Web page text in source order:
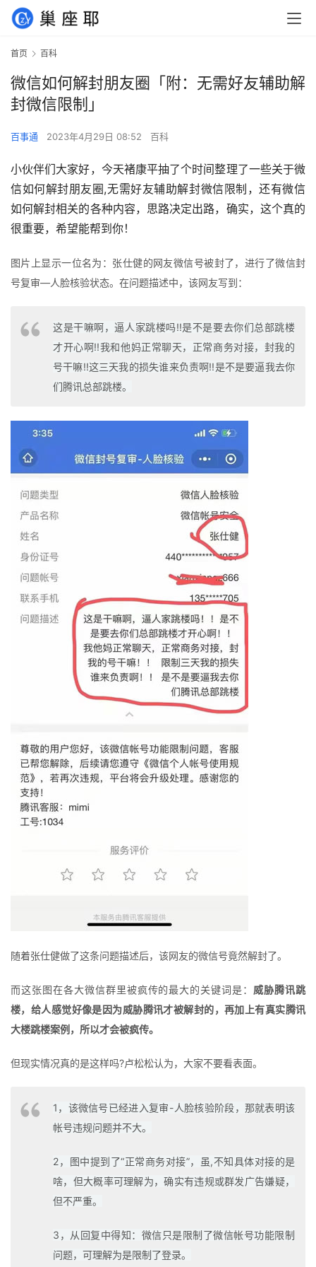
首页 百科
微信如何解封朋友圈「附：无需好友辅助解
封微信限制」
百事通 2023年4月29日 08:52 百科
小伙伴们大家好，今天褚康平抽了个时间整理了一些关于微
信如何解封朋友圈,无需好友辅助解封微信限制，还有微信
如何解封相关的各种内容，思路决定出路，确实，这个真的
很重要，希望能帮到你！
图片上显示一位名为：张仕健的网友微信号被封了，进行了微信封
号复审—人脸核验状态。在问题描述中，该网友写到：
这是干嘛啊，逼人家跳楼吗!!是不是要去你们总部跳楼
才开心啊!!我和他妈正常聊天，正常商务对接，封我的
号干嘛!!这三天我的损失谁来负责啊!!是不是要逼我去你
们腾讯总部跳楼。
随着张仕健做了这条问题描述后，该网友的微信号竟然解封了。
而这张图在各大微信群里被疯传的最大的关键词是： 威胁腾讯跳
楼，给人感觉好像是因为威胁腾讯才被解封的，再加上有真实腾讯
大楼跳楼案例，所以才会被疯传。
但现实情况真的是这样吗?卢松松认为，大家不要看表面。
1，该微信号已经进入复审-人脸核验阶段，那就表明该
帐号违规问题并不大。
2，图中提到了“正常商务对接”，虽,不知具体对接的是
啥，但大概率可理解为，确实有违规或群发广告嫌疑，
但不严重。
3，从回复中得知：微信只是限制了微信帐号功能限制
问题，可理解为是限制了登录。